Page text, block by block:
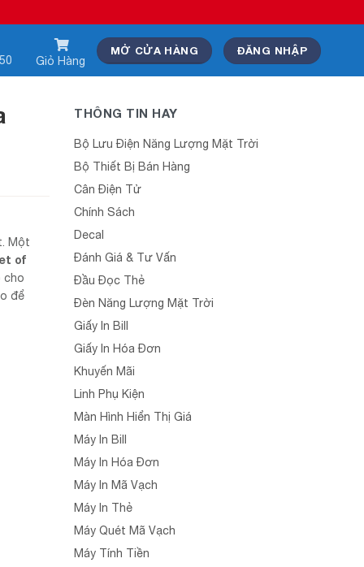
Giỏ Hàng
MỞ CỬA HÀNG ĐĂNG NHẬP
Một
of
cho
để
THÔNG TIN HAY
Bộ Lưu Điện Năng Lượng Mặt Trời
Bộ Thiết Bị Bán Hàng
Cân Điện Tử
Chính Sách
Decal
Đánh Giá & Tư Vấn
Đầu Đọc Thẻ
Đèn Năng Lượng Mặt Trời
Giấy In Bill
Giấy In Hóa Đơn
Khuyến Mãi
Linh Phụ Kiện
Màn Hình Hiển Thị Giá
Máy In Bill
Máy In Hóa Đơn
Máy In Mã Vạch
Máy In Thẻ
Máy Quét Mã Vạch
Máy Tính Tiền